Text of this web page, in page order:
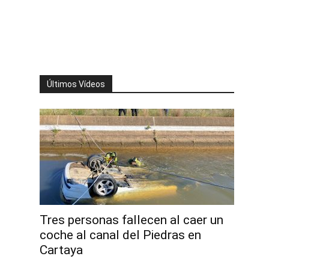
Últimos Vídeos
Tres personas fallecen al caer un
coche al canal del Piedras en
Cartaya